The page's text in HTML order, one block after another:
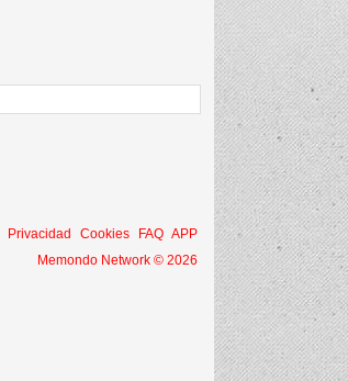
Privacidad Cookies FAQ APP
Memondo Network © 2026